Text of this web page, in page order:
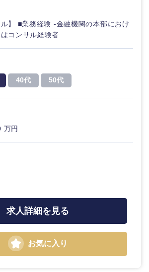
京都府
ル】 ■業務経験 -金融機関の本部におけ
コンサル経験者
40代 50代
万円
求人詳細を見る
お気に入り